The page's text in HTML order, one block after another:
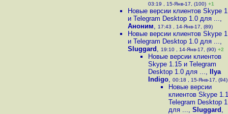
03:19 , 15-Янв-17, (100) +1
Новые версии клиентов Skype
и Telegram Desktop 1.0 для ...,
Аноним, 17:43 , 14-Янв-17, (89)
Новые версии клиентов Skype
и Telegram Desktop 1.0 для ...,
Sluggard , 19:10 , 14-Янв-17, (90) +2
Новые версии клиентов
Skype 1.15 и Telegram
Desktop 1.0 для ...,
Ilya
Indigo, 00:18 , 15-Янв-17, (94)
Новые версии
клиентов Skype
Telegram Desktop
для ..., Sluggard ,